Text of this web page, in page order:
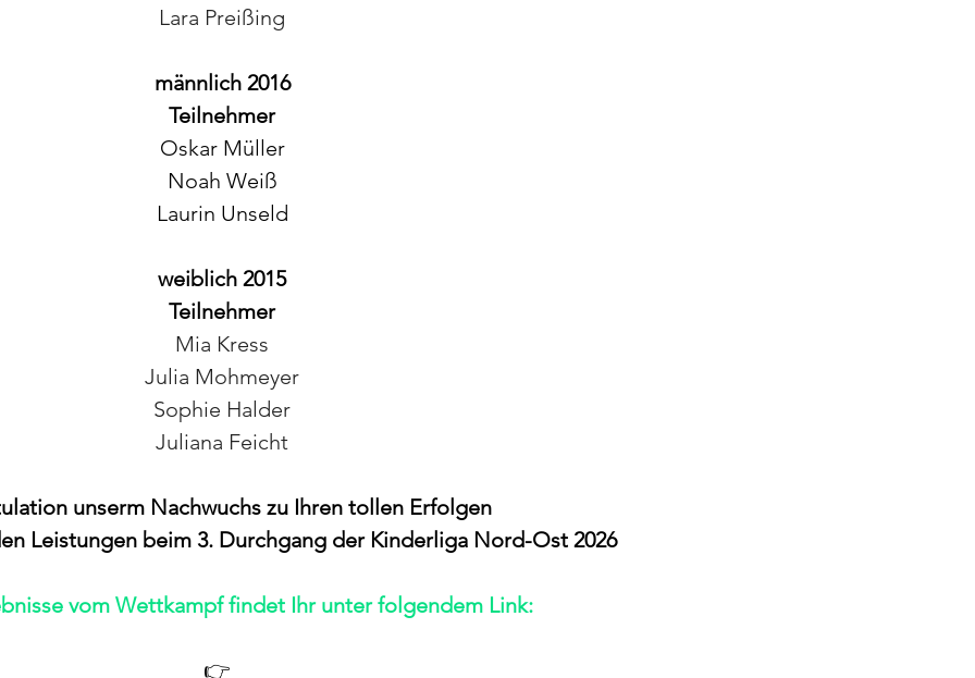
Lara Preißing
männlich 2016
Teilnehmer
Oskar Müller
Noah Weiß
Laurin Unseld
weiblich 2015
Teilnehmer
Mia Kress
Julia Mohmeyer
Sophie Halder
Juliana Feicht
unserm Nachwuchs zu Ihren tollen Erfolgen
Leistungen beim 3. Durchgang der Kinderliga Nord-Ost 2026
vom Wettkampf findet Ihr unter folgendem Link:
👉